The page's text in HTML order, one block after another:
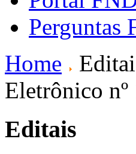
Perguntas
Home
Eletrônico
Editais